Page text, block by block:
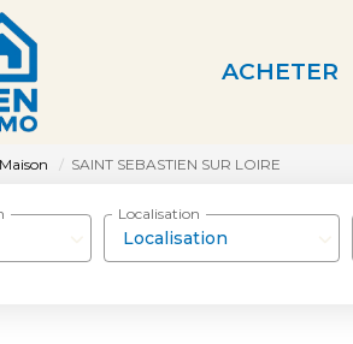
ACHETER
Maison SAINT SEBASTIEN SUR LOIRE
Localisation
Localisation